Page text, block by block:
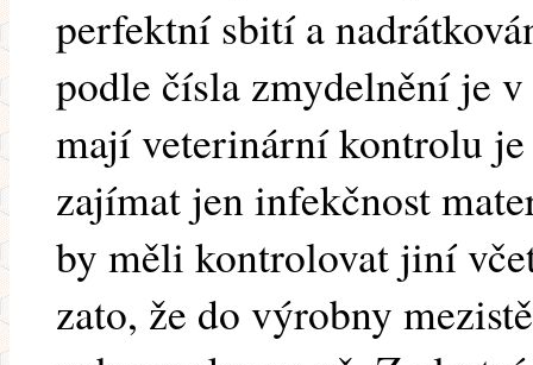
perfektní sbití a
podle čísla zmydelnění je
mají veterinární kontrolu
zajímat jen infekčnost
by měli kontrolovat jiní
zato, že do výrobny